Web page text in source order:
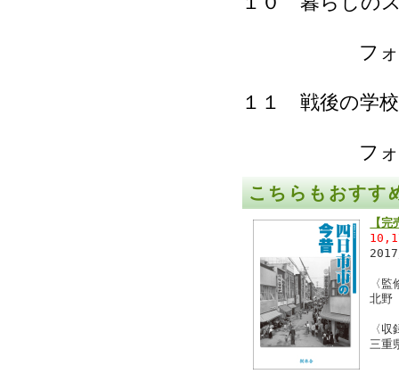
フォトコラ
１１ 戦後の学
フォトコ
こちらもおすす
【
〈監
北野
〈
三重